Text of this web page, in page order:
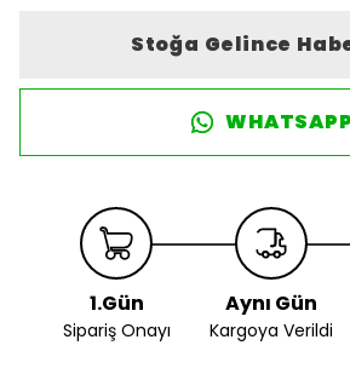
Stoğa Gelince
WHATSAPP
1.Gün
Sipariş Onayı
Aynı Gün
Kargoya Verildi